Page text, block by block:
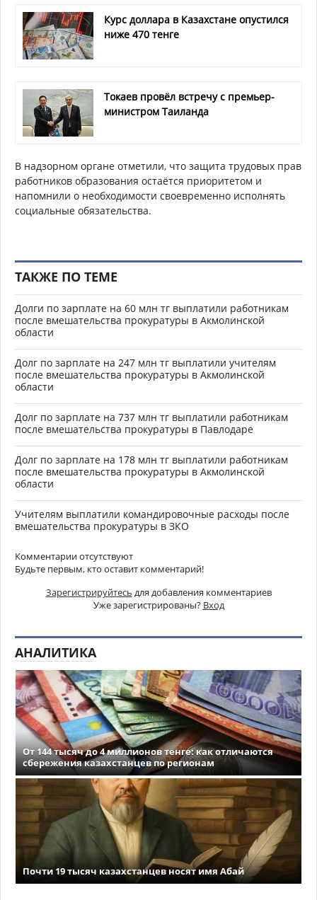
Курс доллара в Казахстане опустился
ниже 470 тенге
Токаев провёл встречу с премьер-
министром Таиланда
В надзорном органе отметили, что защита трудовых прав
работников образования остаётся приоритетом и
напомнили о необходимости своевременно исполнять
социальные обязательства.
ТАКЖЕ ПО ТЕМЕ
Долги по зарплате на 60 млн тг выплатили работникам
после вмешательства прокуратуры в Акмолинской
области
Долг по зарплате на 247 млн тг выплатили учителям
после вмешательства прокуратуры в Акмолинской
области
Долг по зарплате на 737 млн тг выплатили работникам
после вмешательства прокуратуры в Павлодаре
Долг по зарплате на 178 млн тг выплатили работникам
после вмешательства прокуратуры в Акмолинской
области
Учителям выплатили командировочные расходы после
вмешательства прокуратуры в ЗКО
Комментарии отсутствуют
Будьте первым, кто оставит комментарий!
Зарегистрируйтесь для добавления комментариев
Уже зарегистрированы? Вход
АНАЛИТИКА
От 144 тысяч до 4 миллионов тенге: как отличаются
сбережения казахстанцев по регионам
Почти 19 тысяч казахстанцев носят имя Абай